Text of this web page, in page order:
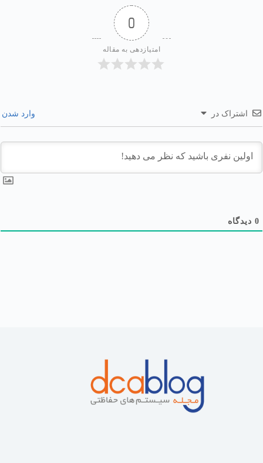
0
امتیازدهی به مقاله
اشتراک در وارد شدن
0 دیدگاه